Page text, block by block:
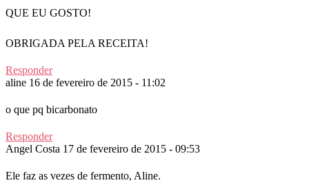
QUE EU GOSTO!
OBRIGADA PELA RECEITA!
Responder
aline 16 de fevereiro de 2015 - 11:02
o que pq bicarbonato
Responder
Angel Costa 17 de fevereiro de 2015 - 09:53
Ele faz as vezes de fermento, Aline.